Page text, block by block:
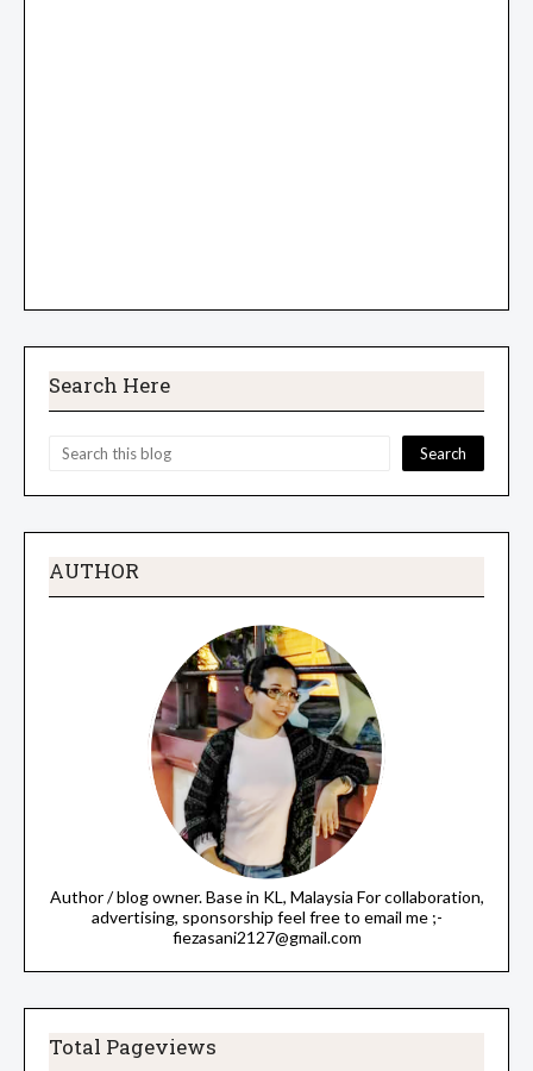
Search Here
AUTHOR
Author / blog owner. Base in KL, Malaysia For collaboration,
advertising, sponsorship feel free to email me ;-
fiezasani2127@gmail.com
Total Pageviews